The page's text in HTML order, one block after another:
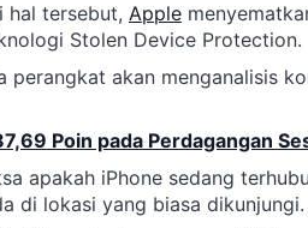
hal tersebut, Apple
Stolen Device Protection.
perangkat akan menganalisis
Poin pada Perdagangan
apakah iPhone sedang
di lokasi yang biasa dikunjungi.